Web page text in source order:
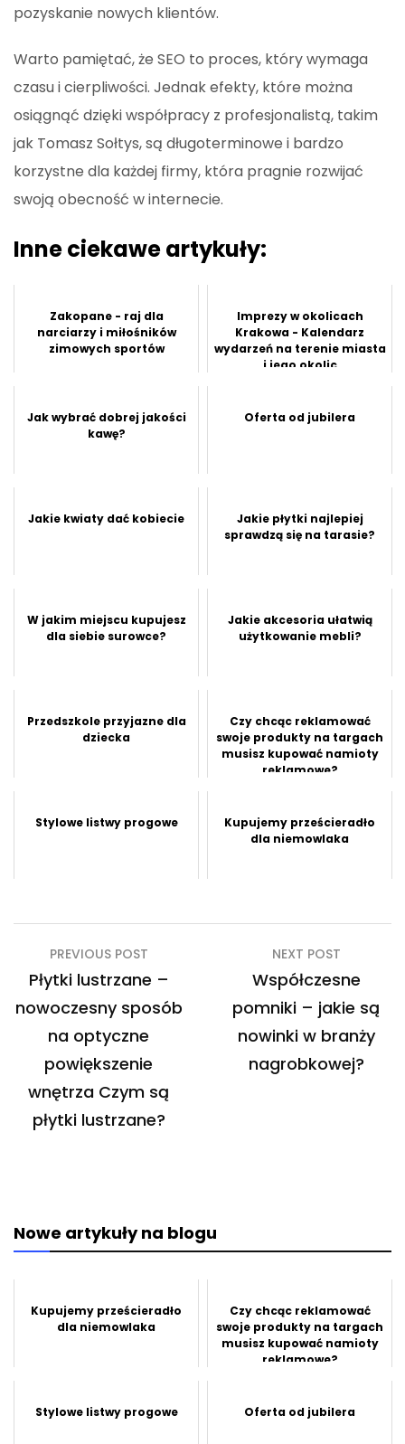
pozyskanie nowych klientów.
Warto pamiętać, że SEO to proces, który wymaga
czasu i cierpliwości. Jednak efekty, które można
osiągnąć dzięki współpracy z profesjonalistą, takim
jak Tomasz Sołtys, są długoterminowe i bardzo
korzystne dla każdej firmy, która pragnie rozwijać
swoją obecność w internecie.
Inne ciekawe artykuły:
Zakopane - raj dla
narciarzy i miłośników
zimowych sportów
Imprezy w okolicach
Krakowa - Kalendarz
wydarzeń na terenie miasta
i jego okolic
Jak wybrać dobrej jakości
kawę?
Oferta od jubilera
Jakie kwiaty dać kobiecie
Jakie płytki najlepiej
sprawdzą się na tarasie?
W jakim miejscu kupujesz
dla siebie surowce?
Jakie akcesoria ułatwią
użytkowanie mebli?
Przedszkole przyjazne dla
dziecka
Czy chcąc reklamować
swoje produkty na targach
musisz kupować namioty
reklamowe?
Stylowe listwy progowe
Kupujemy prześcieradło
dla niemowlaka
Nawigacja
wpisu
PREVIOUS POST
Płytki lustrzane –
nowoczesny sposób
na optyczne
powiększenie
wnętrza Czym są
płytki lustrzane?
NEXT POST
Współczesne
pomniki – jakie są
nowinki w branży
nagrobkowej?
Nowe artykuły na blogu
Kupujemy prześcieradło
dla niemowlaka
Czy chcąc reklamować
swoje produkty na targach
musisz kupować namioty
reklamowe?
Stylowe listwy progowe Oferta od jubilera